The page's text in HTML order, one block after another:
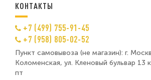
КОНТАКТЫ
+7 (499) 755-91-45
+7 (958) 805-02-52
Пункт самовывоза (не магазин): г.
Коломенская, ул. Кленовый бульвар 13
пт